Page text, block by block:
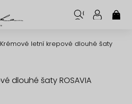
Krémové letní krepové dlouhé šaty
dlouhé šaty ROSAVIA